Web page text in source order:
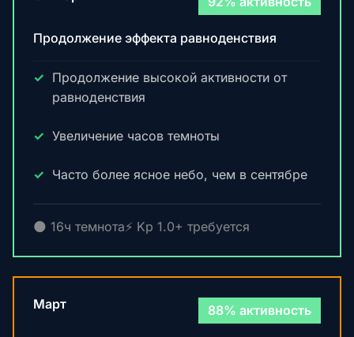
Продолжение эффекта равноденствия
Продолжение высокой активности от
равноденствия
Увеличение часов темноты
Часто более ясное небо, чем в сентябре
🌑 16ч темнота⚡ Kp 1.0+ требуется
Март 88% активность